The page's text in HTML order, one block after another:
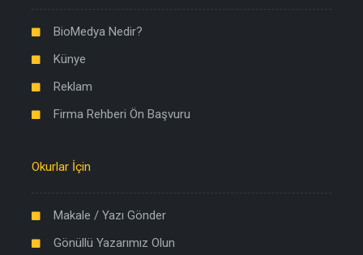
BioMedya Nedir?
Künye
Reklam
Firma Rehberi Ön Başvuru
Okurlar İçin
Makale / Yazı Gönder
Gönüllü Yazarımız Olun